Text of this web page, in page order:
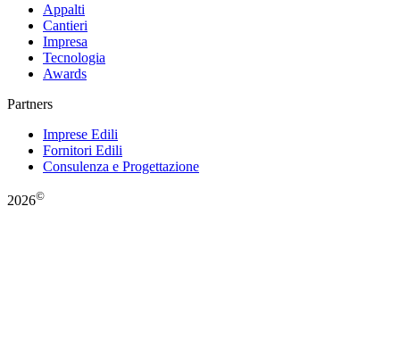
Appalti
Cantieri
Impresa
Tecnologia
Awards
Partners
Imprese Edili
Fornitori Edili
Consulenza e Progettazione
2026©